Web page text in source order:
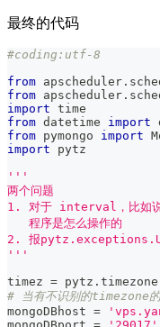
最终的代码
#coding:utf-8
from apscheduler .
from apscheduler .
import time
from datetime import
from pymongo import
import pytz
'''
两个问题
1. 对于 interval，比如说每
   程序是怎么操作的
2. 报
'''
timez = pytz . timezone
# 当有不识别的timezone的
mongoDBhost =